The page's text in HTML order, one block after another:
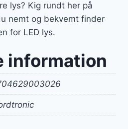
lys? Kig rundt her på
nemt og bekvemt finder
for LED lys.
information